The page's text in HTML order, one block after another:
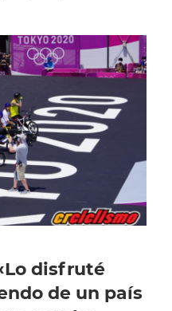
disfruté
de un país